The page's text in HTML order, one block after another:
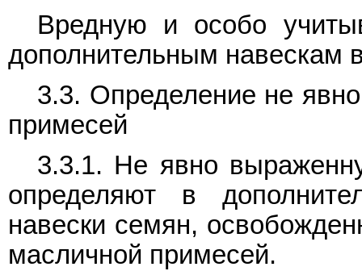
Вредную и особо
дополнительным навескам
3.3. Определение не
примесей
3.3.1. Не явно
определяют в
навески семян,
масличной примесей.